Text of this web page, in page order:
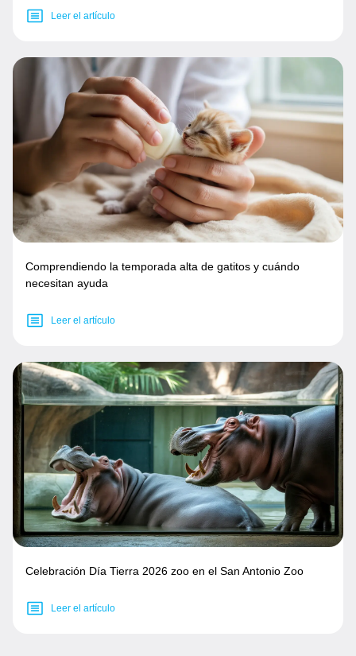
Leer el artículo
Comprendiendo la temporada alta de gatitos y cuándo
necesitan ayuda
Leer el artículo
Celebración Día Tierra 2026 zoo en el San Antonio Zoo
Leer el artículo